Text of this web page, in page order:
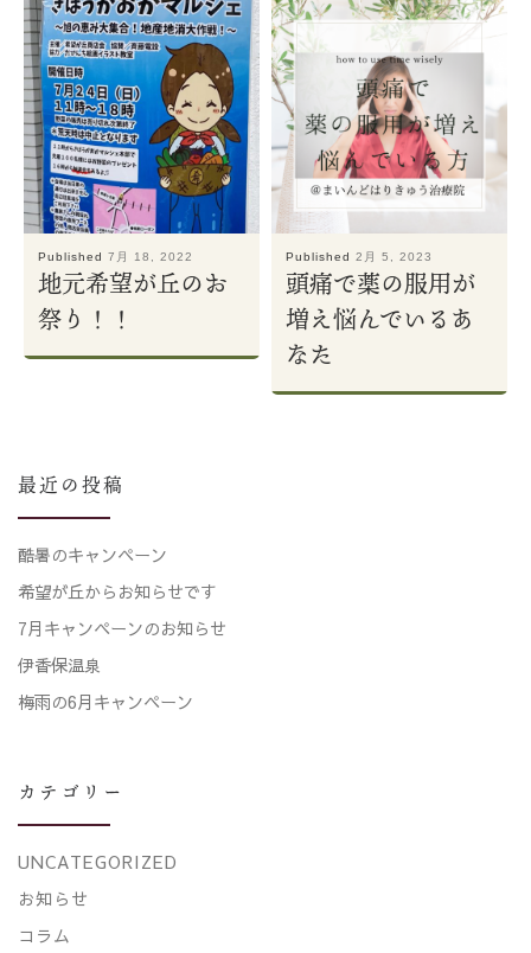
Published 7月 18, 2022
地元希望が丘のお
祭り！！
Published 2月 5, 2023
頭痛で薬の服用が
増え悩んでいるあ
なた
最近の投稿
酷暑のキャンペーン
希望が丘からお知らせです
7月キャンペーンのお知らせ
伊香保温泉
梅雨の6月キャンペーン
カテゴリー
UNCATEGORIZED
お知らせ
コラム